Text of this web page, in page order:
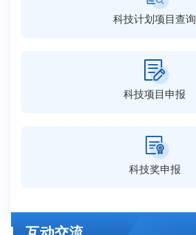
科技计划项目查询
科技项目申报
科技奖申报